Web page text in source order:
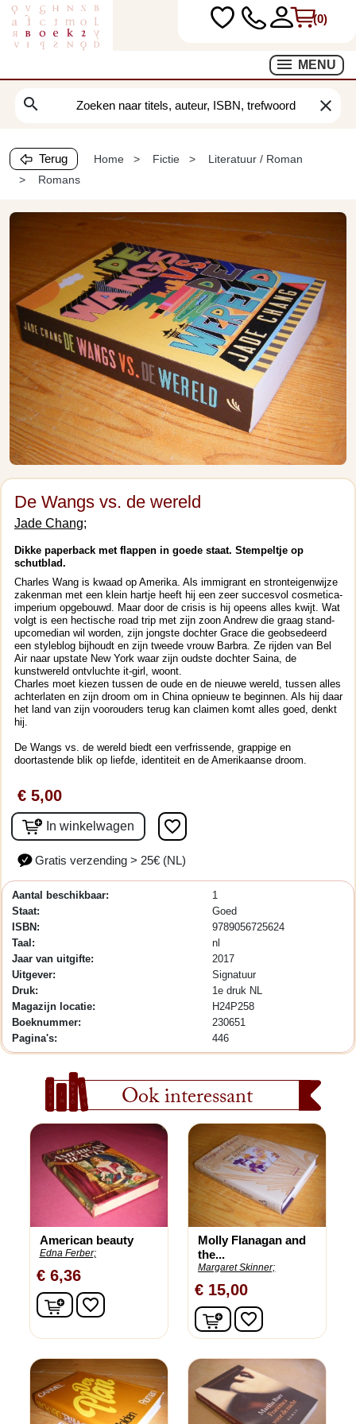
(0)
MENU
search clear
Terug Home Fictie
Literatuur / Roman
Romans
De Wangs vs. de wereld
Jade Chang;
Dikke paperback met flappen in goede staat. Stempeltje op
schutblad.
Charles Wang is kwaad op Amerika. Als immigrant en stronteigenwijze
zakenman met een klein hartje heeft hij een zeer succesvol cosmetica-
imperium opgebouwd. Maar door de crisis is hij opeens alles kwijt. Wat
volgt is een hectische road trip met zijn zoon Andrew die graag stand-
upcomedian wil worden, zijn jongste dochter Grace die geobsedeerd
een styleblog bijhoudt en zijn tweede vrouw Barbra. Ze rijden van Bel
Air naar upstate New York waar zijn oudste dochter Saina, de
kunstwereld ontvluchte it-girl, woont.
Charles moet kiezen tussen de oude en de nieuwe wereld, tussen alles
achterlaten en zijn droom om in China opnieuw te beginnen. Als hij daar
het land van zijn voorouders terug kan claimen komt alles goed, denkt
hij.
De Wangs vs. de wereld biedt een verfrissende, grappige en
doortastende blik op liefde, identiteit en de Amerikaanse droom.
€ 5,00
In winkelwagen favorite_border
Gratis verzending > 25€ (NL)
Aantal beschikbaar:
1
Staat:
Goed
ISBN:
9789056725624
Taal:
nl
Jaar van uitgifte:
2017
Uitgever:
Signatuur
Druk:
1e druk NL
Magazijn locatie:
H24P258
Boeknummer:
230651
Pagina's:
446
Ook interessant
American beauty
Edna Ferber;
€ 6,36
In winkelwagen
favorite_border
Molly Flanagan and
the...
Margaret Skinner;
€ 15,00
In winkelwagen
favorite_border